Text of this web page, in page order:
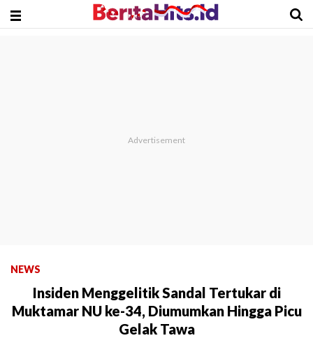
NEWS
Insiden Menggelitik Sandal Tertukar di
Muktamar NU ke-34, Diumumkan Hingga Picu
Gelak Tawa